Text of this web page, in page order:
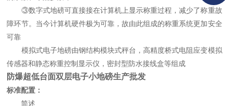
③数字式地磅可直接接在计算机上显示称重过程，减少了称重故
障环节。当今计算机硬件极为可靠，故由此组成的称重系统更加安全
可靠
模拟式电子地磅由钢结构模块式秤台，高精度桥式电阻应变模拟
传感器和静态称重控制显示仪，密封型防水接线盒等组成
防爆超低台面双层电子小地磅生产批发
标准配置：
简述